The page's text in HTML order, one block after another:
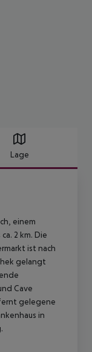
Lage
einem
2 km. Die
ist nach
gelangt
Cave
gelegene
in